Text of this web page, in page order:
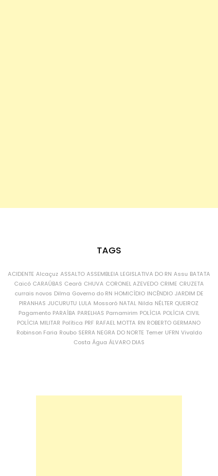
TAGS
ACIDENTE Alcaçuz ASSALTO ASSEMBLEIA LEGISLATIVA DO RN Assu BATATA
Caicó CARAÚBAS Ceará CHUVA CORONEL AZEVEDO CRIME CRUZETA
currais novos Dilma Governo do RN HOMICÍDIO INCÊNDIO JARDIM DE
PIRANHAS JUCURUTU LULA Mossoró NATAL Nilda NÉLTER QUEIROZ
Pagamento PARAÍBA PARELHAS Parnamirim POLÍCIA POLÍCIA CIVIL
POLÍCIA MILITAR Política PRF RAFAEL MOTTA RN ROBERTO GERMANO
Robinson Faria Roubo SERRA NEGRA DO NORTE Temer UFRN Vivaldo
Costa Água ÁLVARO DIAS